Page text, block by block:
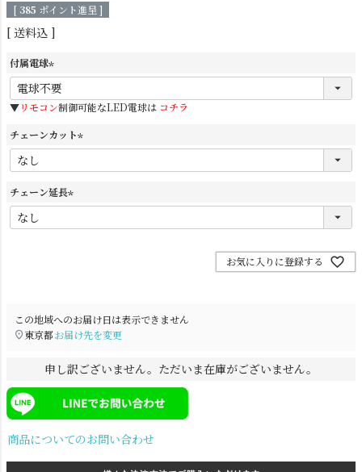
[ 385 ポイント進呈 ]
送料込
付属電球
(
必
須
▼リモコン制御可能なLED電球は コチラ
チェーンカット
(
チェーン延長
(
お気に入りに登録する
この地域へのお届け日は表示できません
東京都お届け先を変更
申し訳ございません。ただいま在庫がございません。
商品についてのお問い合わせ